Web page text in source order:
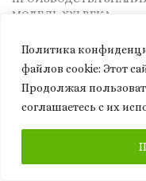
Политика
файлов сookie: Этот
Продолжая
соглашаетесь с их
МОДЕЛЬ XXI ВЕКА
разлома
Рынок после разлома:
центры влияния
СВЕЖИЕ